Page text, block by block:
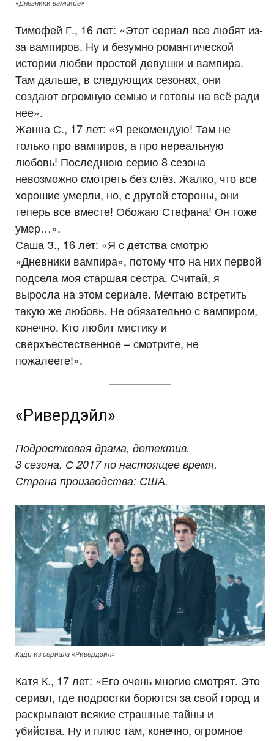
«Дневники вампира»
Тимофей Г., 16 лет: «Этот сериал все любят из-
за вампиров. Ну и безумно романтической
истории любви простой девушки и вампира.
Там дальше, в следующих сезонах, они
создают огромную семью и готовы на всё ради
нее».
Жанна С., 17 лет: «Я рекомендую! Там не
только про вампиров, а про нереальную
любовь! Последнюю серию 8 сезона
невозможно смотреть без слёз. Жалко, что все
хорошие умерли, но, с другой стороны, они
теперь все вместе! Обожаю Стефана! Он тоже
умер…».
Саша З., 16 лет: «Я с детства смотрю
«Дневники вампира», потому что на них первой
подсела моя старшая сестра. Считай, я
выросла на этом сериале. Мечтаю встретить
такую же любовь. Не обязательно с вампиром,
конечно. Кто любит мистику и
сверхъестественное – смотрите, не
пожалеете!».
«Ривердэйл»
Подростковая драма, детектив.
3 сезона. С 2017 по настоящее время.
Страна производства: США.
Кадр из сериала «Ривердэйл»
Катя К., 17 лет: «Его очень многие смотрят. Это
сериал, где подростки борются за свой город и
раскрывают всякие страшные тайны и
убийства. Ну и плюс там, конечно, огромное